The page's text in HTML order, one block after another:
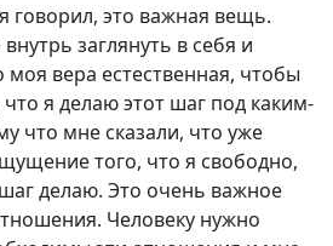
говорил, это важная вещь.
заглянуть в себя и
моя вера естественная, чтобы
я делаю этот шаг под каким-
что мне сказали, что уже
того, что я свободно,
делаю. Это очень важное
Человеку нужно